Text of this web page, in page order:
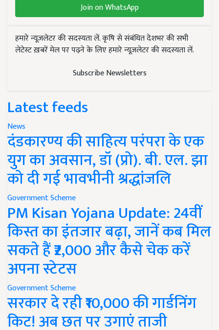
Join on WhatsApp
हमारे न्यूज़लेटर की सदस्यता लें. कृषि से संबंधित देशभर की सभी
लेटेस्ट ख़बरें मेल पर पढ़ने के लिए हमारे न्यूज़लेटर की सदस्यता लें.
Subscribe Newsletters
Latest feeds
News
दंडकारण्य की साहित्य परंपरा के एक
युग का अवसान, डॉ (प्रो). बी. एल. झा
को दी गई भावभीनी श्रद्धांजलि
Government Scheme
PM Kisan Yojana Update: 24वीं
किस्त का इंतजार बढ़ा, जानें कब मिल
सकते हैं ₹2,000 और कैसे चेक करें
अपना स्टेटस
Government Scheme
सरकार दे रही ₹10,000 की गार्डनिंग
किट! अब छत पर उगाएं ताजी